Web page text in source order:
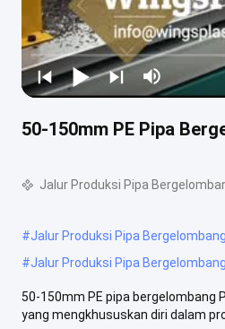
50-150mm PE Pipa
Jalur Produksi Pipa
#Jalur Produksi Pipa Bergelombang
#Jalur Produksi Pipa
50-150mm PE pipa bergelombang
yang mengkhususkan diri dalam